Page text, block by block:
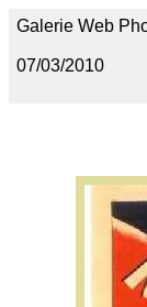
Galerie Web
07/03/2010